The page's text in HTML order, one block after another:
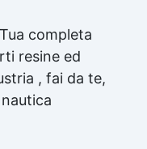
completa
resine ed
, fai da te,